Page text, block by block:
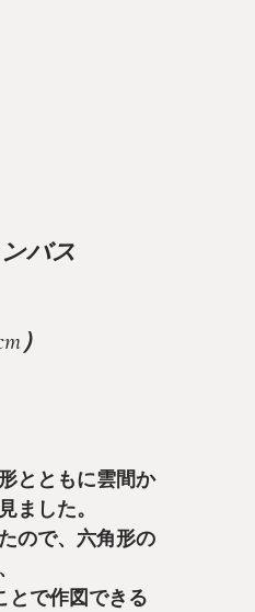
バス
）
とともに雲間か
ました。
ので、六角形の
とで作図できる